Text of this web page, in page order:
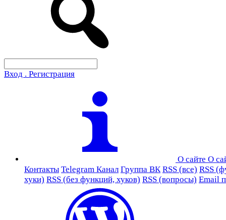
Вход . Регистрация
О сайте О
Контакты Telegram Канал Группа ВК RSS (все) RSS
хуки) RSS (без функций, хуков) RSS (вопросы) Email